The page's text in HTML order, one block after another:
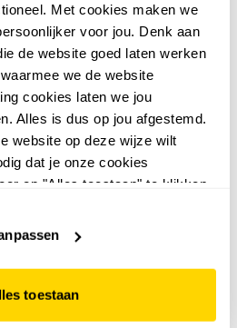
Met cookies maken we
voor jou. Denk aan
de website goed laten werken
we de website
cookies laten we jou
Alles is dus op jou afgestemd.
website op deze wijze wilt
dat je onze cookies
op "Alles toestaan" te klikken.
toestaan